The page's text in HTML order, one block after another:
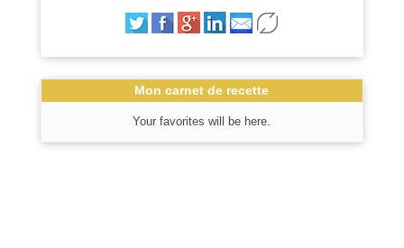
Mon carnet de recette
Your favorites will be here.